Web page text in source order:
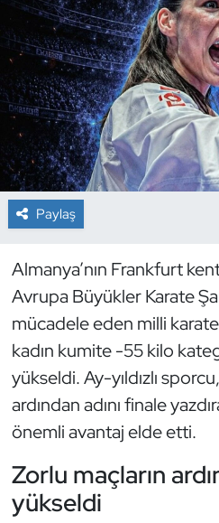
Paylaş
Almanya’nın Frankfurt
Avrupa Büyükler Karate
mücadele eden milli
kadın kumite -55 kilo
yükseldi. Ay-yıldızlı
ardından adını finale
önemli avantaj elde etti.
Zorlu maçların
yükseldi
Buz Pateni
Çim Hokeyi
Cimnastik
Curling
Dağcılık
Dans Sporları
Dövüş Sanatı
E-Spor
Eskrim
Futsal